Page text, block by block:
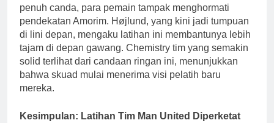
penuh canda, para pemain tampak menghormati
pendekatan Amorim. Højlund, yang kini jadi tumpuan
di lini depan, mengaku latihan ini membantunya lebih
tajam di depan gawang. Chemistry tim yang semakin
solid terlihat dari candaan ringan ini, menunjukkan
bahwa skuad mulai menerima visi pelatih baru
mereka.
Kesimpulan: Latihan Tim Man United Diperketat